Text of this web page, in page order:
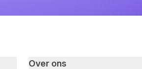
Over ons